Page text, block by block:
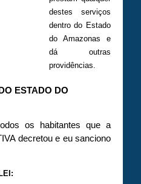
destes serviços
dentro do Estado
do Amazonas e
dá outras
providências.
ESTADO DO
os habitantes que a
decretou e eu sanciono
LEI: